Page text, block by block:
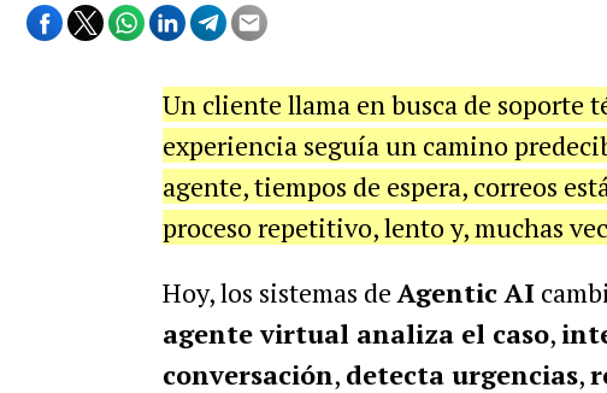
Un cliente llama en busca de soporte
experiencia seguía un camino
agente, tiempos de espera, correos
proceso repetitivo, lento y, muchas
Hoy, los sistemas deAgentic AI
agente virtual analiza el caso,
conversación, detecta urgencias,